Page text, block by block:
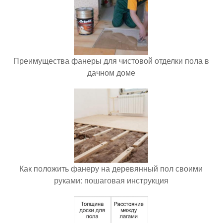
Преимущества фанеры для чистовой отделки пола в
дачном доме
Как положить фанеру на деревянный пол своими
руками: пошаговая инструкция